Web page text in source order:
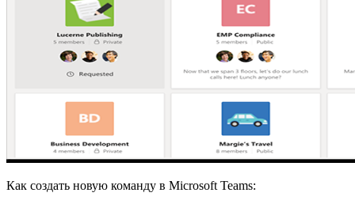
Как создать новую команду в Microsoft Teams: